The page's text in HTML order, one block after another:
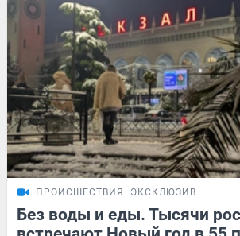
ПРОИСШЕСТВИЯ ЭКСКЛЮЗИВ
Без воды и еды. Тысячи